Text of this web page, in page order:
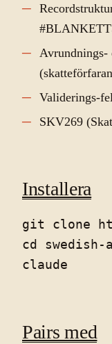
Avrundnings-
Validerings-
SKV269
Installera
git clone
cd
Pairs med